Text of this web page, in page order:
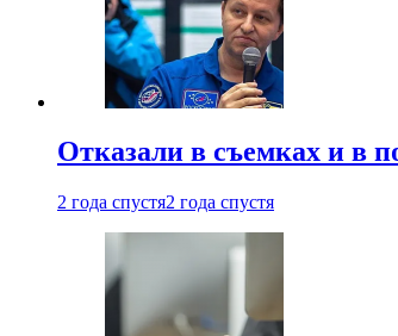
Отказали в съемках и в
2 года спустя2 года спустя